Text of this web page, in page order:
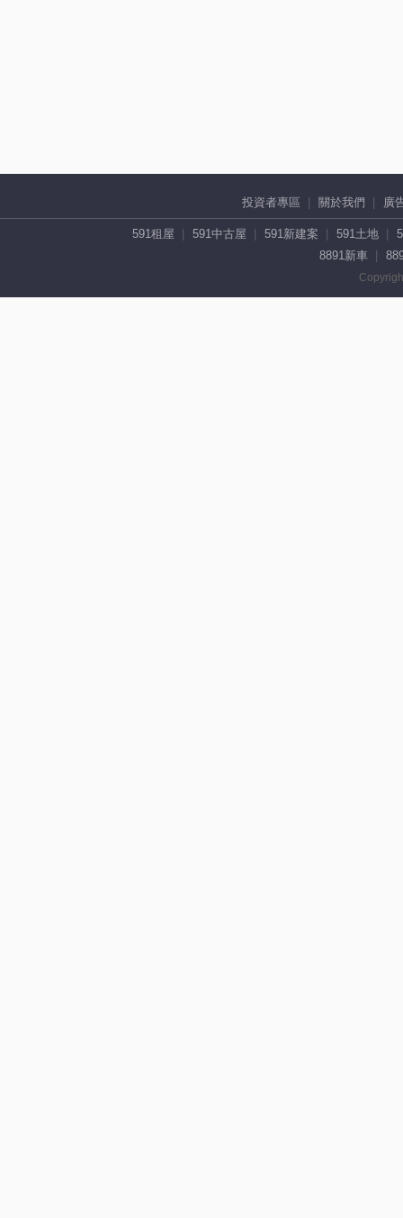
投資者專區 關於我們 廣
591租屋 591中古屋 591新建案 591土地
8891新車